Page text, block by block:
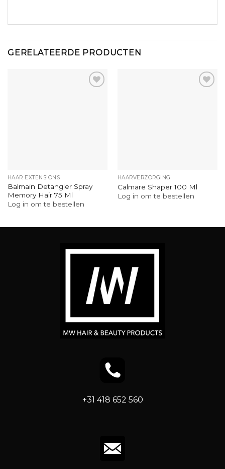
GERELATEERDE PRODUCTEN
HAAR EXTENSIONS
Balmain Detangler Spray
Memory Hair 75 Ml
Log in om te bestellen
HAARVERZORGING
Calmare Shaper 100 Ml
Log in om te bestellen
+31 418 652 560